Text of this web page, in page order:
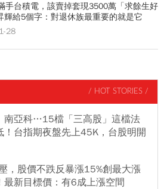
手台積電，該賣掉套現3500萬「求餘生好
輝給5個字：對退休族最重要的就是它
28
/ HOT STORIES /
南亞科…15檔「三高股」這檔法
！台指期夜盤先上45K，台股明開
，股價不跌反暴漲15%創最大漲
最新目標價：有6成上漲空間